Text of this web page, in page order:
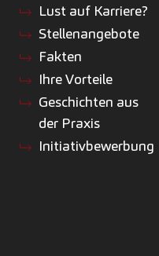
Lust auf Karriere?
Stellenangebote
Fakten
Ihre Vorteile
Geschichten aus
der Praxis
Initiativbewerbung